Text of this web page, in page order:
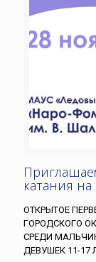
катания на
ОТКРЫТОЕ
ГОРОДСКОГО
СРЕДИ
ДЕВУШЕК 11-